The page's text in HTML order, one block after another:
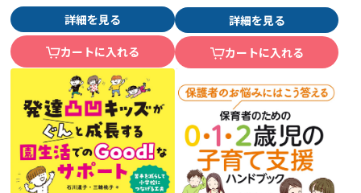
詳細を見る
カートに入れる
詳細を見る
カートに入れる